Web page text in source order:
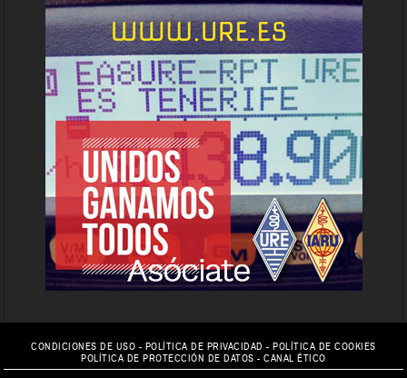
CONDICIONES DE USO - POLÍTICA DE PRIVACIDAD - POLÍTICA DE COOKIES
POLÍTICA DE PROTECCIÓN DE DATOS -CANAL ÉTICO